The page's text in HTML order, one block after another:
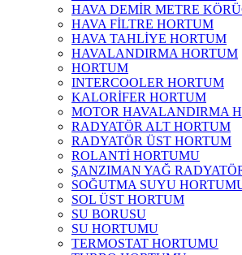
HAVA DEMİR METRE
HAVA FİLTRE HORTUM
HAVA TAHLİYE HORTUM
HAVALANDIRMA HORTUM
HORTUM
INTERCOOLER HORTUM
KALORİFER HORTUM
MOTOR HAVALANDIRMA
RADYATÖR ALT HORTUM
RADYATÖR ÜST HORTUM
ROLANTİ HORTUMU
ŞANZIMAN YAĞ
SOĞUTMA SUYU
SOL ÜST HORTUM
SU BORUSU
SU HORTUMU
TERMOSTAT HORTUMU